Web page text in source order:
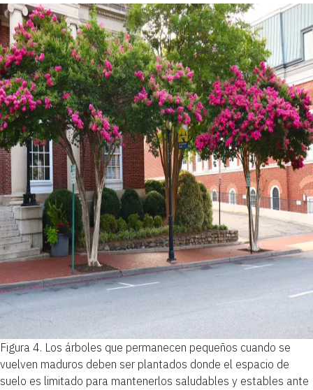
Figura 4. Los árboles que permanecen pequeños cuando se
vuelven maduros deben ser plantados donde el espacio de
suelo es limitado para mantenerlos saludables y estables ante